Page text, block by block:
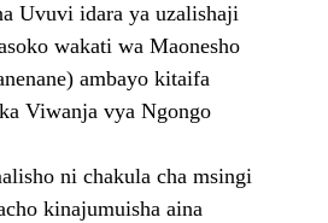
Uvuvi idara ya uzalishaji
wakati wa Maonesho
ambayo kitaifa
Viwanja vya Ngongo
ni chakula cha msingi
kinajumuisha aina